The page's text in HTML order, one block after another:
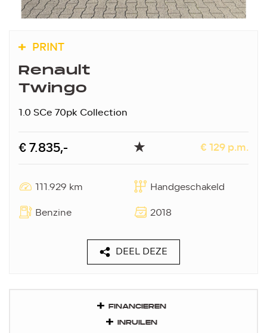
PRINT
Renault
Twingo
1.0 SCe 70pk Collection
€ 7.835,- € 129 p.m.
111.929 km
Handgeschakeld
Benzine
2018
DEEL DEZE
FINANCIEREN
INRUILEN